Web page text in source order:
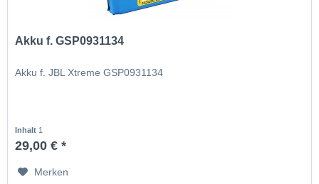
Akku f. GSP0931134
Akku f. JBL Xtreme GSP0931134
Inhalt 1
29,00 € *
Merken